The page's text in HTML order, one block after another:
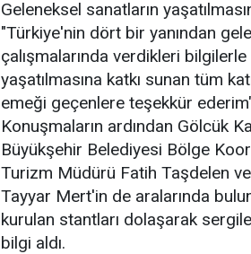
Geleneksel sanatların
"Türkiye'nin dört bir yanından
çalışmalarında verdikleri
yaşatılmasına katkı sunan tüm
emeği geçenlere teşekkür
Konuşmaların ardından Gölcük
Büyükşehir Belediyesi Bölge
Turizm Müdürü Fatih Taşdelen
Tayyar Mert'in de aralarında
kurulan stantları dolaşarak
bilgi aldı.